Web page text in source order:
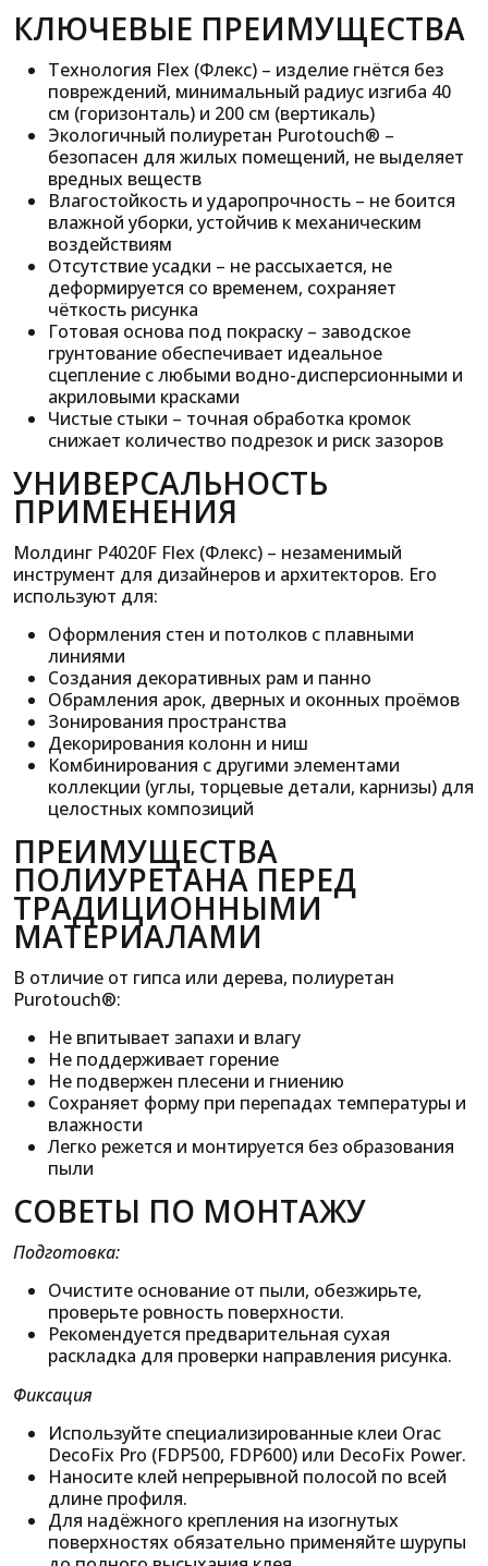
КЛЮЧЕВЫЕ ПРЕИМУЩЕСТВА
Технология Flex (Флекс) – изделие гнётся без
повреждений, минимальный радиус изгиба 40
см (горизонталь) и 200 см (вертикаль)
Экологичный полиуретан Purotouch® –
безопасен для жилых помещений, не выделяет
вредных веществ
Влагостойкость и ударопрочность – не боится
влажной уборки, устойчив к механическим
воздействиям
Отсутствие усадки – не рассыхается, не
деформируется со временем, сохраняет
чёткость рисунка
Готовая основа под покраску – заводское
грунтование обеспечивает идеальное
сцепление с любыми водно-дисперсионными и
акриловыми красками
Чистые стыки – точная обработка кромок
снижает количество подрезок и риск зазоров
УНИВЕРСАЛЬНОСТЬ
ПРИМЕНЕНИЯ
Молдинг P4020F Flex (Флекс) – незаменимый
инструмент для дизайнеров и архитекторов. Его
используют для:
Оформления стен и потолков с плавными
линиями
Создания декоративных рам и панно
Обрамления арок, дверных и оконных проёмов
Зонирования пространства
Декорирования колонн и ниш
Комбинирования с другими элементами
коллекции (углы, торцевые детали, карнизы) для
целостных композиций
ПРЕИМУЩЕСТВА
ПОЛИУРЕТАНА ПЕРЕД
ТРАДИЦИОННЫМИ
МАТЕРИАЛАМИ
В отличие от гипса или дерева, полиуретан
Purotouch®:
Не впитывает запахи и влагу
Не поддерживает горение
Не подвержен плесени и гниению
Сохраняет форму при перепадах температуры и
влажности
Легко режется и монтируется без образования
пыли
СОВЕТЫ ПО МОНТАЖУ
Подготовка:
Очистите основание от пыли, обезжирьте,
проверьте ровность поверхности.
Рекомендуется предварительная сухая
раскладка для проверки направления рисунка.
Фиксация
Используйте специализированные клеи Orac
DecoFix Pro (FDP500, FDP600) или DecoFix Power.
Наносите клей непрерывной полосой по всей
длине профиля.
Для надёжного крепления на изогнутых
поверхностях обязательно применяйте шурупы